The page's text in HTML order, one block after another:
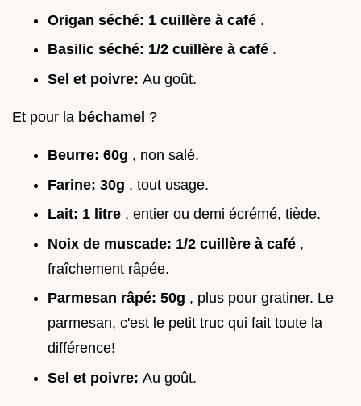
Origan séché: 1 cuillère à café .
Basilic séché: 1/2 cuillère à café .
Sel et poivre: Au goût.
Et pour la béchamel ?
Beurre: 60g , non salé.
Farine: 30g , tout usage.
Lait: 1 litre , entier ou demi écrémé, tiède.
Noix de muscade: 1/2 cuillère à café ,
fraîchement râpée.
Parmesan râpé: 50g , plus pour gratiner. Le
parmesan, c'est le petit truc qui fait toute la
différence!
Sel et poivre: Au goût.